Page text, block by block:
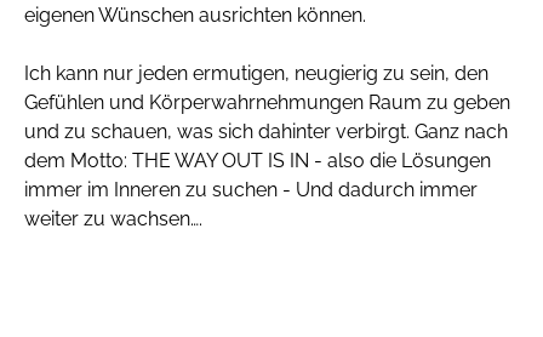
eigenen Wünschen ausrichten können.
Ich kann nur jeden ermutigen, neugierig zu sein, den
Gefühlen und Körperwahrnehmungen Raum zu geben
und zu schauen, was sich dahinter verbirgt. Ganz nach
dem Motto: THE WAY OUT IS IN - also die Lösungen
immer im Inneren zu suchen - Und dadurch immer
weiter zu wachsen….